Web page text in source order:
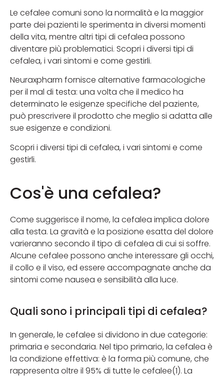
Le cefalee comuni sono la normalità e la maggior
parte dei pazienti le sperimenta in diversi momenti
della vita, mentre altri tipi di cefalea possono
diventare più problematici. Scopri i diversi tipi di
cefalea, i vari sintomi e come gestirli.
Neuraxpharm fornisce alternative farmacologiche
per il mal di testa: una volta che il medico ha
determinato le esigenze specifiche del paziente,
può prescrivere il prodotto che meglio si adatta alle
sue esigenze e condizioni.
Scopri i diversi tipi di cefalea, i vari sintomi e come
gestirli.
Cos'è una cefalea?
Come suggerisce il nome, la cefalea implica dolore
alla testa. La gravità e la posizione esatta del dolore
varieranno secondo il tipo di cefalea di cui si soffre.
Alcune cefalee possono anche interessare gli occhi,
il collo e il viso, ed essere accompagnate anche da
sintomi come nausea e sensibilità alla luce.
Quali sono i principali tipi di cefalea?
In generale, le cefalee si dividono in due categorie:
primaria e secondaria. Nel tipo primario, la cefalea è
la condizione effettiva: è la forma più comune, che
rappresenta oltre il 95% di tutte le cefalee(1). La